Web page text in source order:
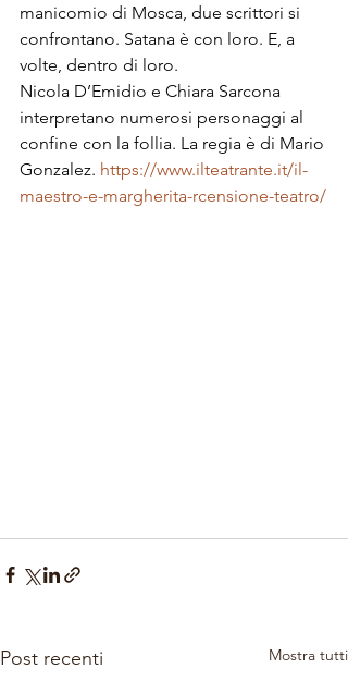
manicomio di Mosca, due scrittori si
confrontano. Satana è con loro. E, a
volte, dentro di loro.
Nicola D’Emidio e Chiara Sarcona
interpretano numerosi personaggi al
confine con la follia. La regia è di Mario
Gonzalez. https://www.ilteatrante.it/il-
maestro-e-margherita-rcensione-teatro/
Post recenti Mostra tutti